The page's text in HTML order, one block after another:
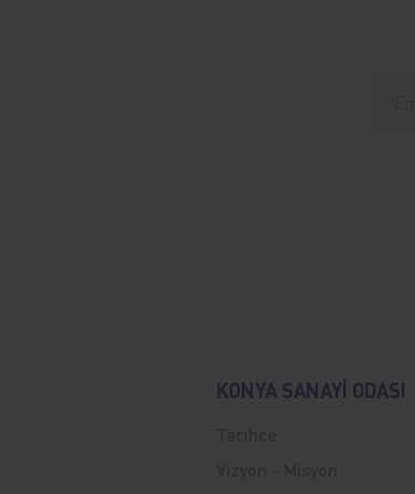
KONYA SANAYİ ODASI